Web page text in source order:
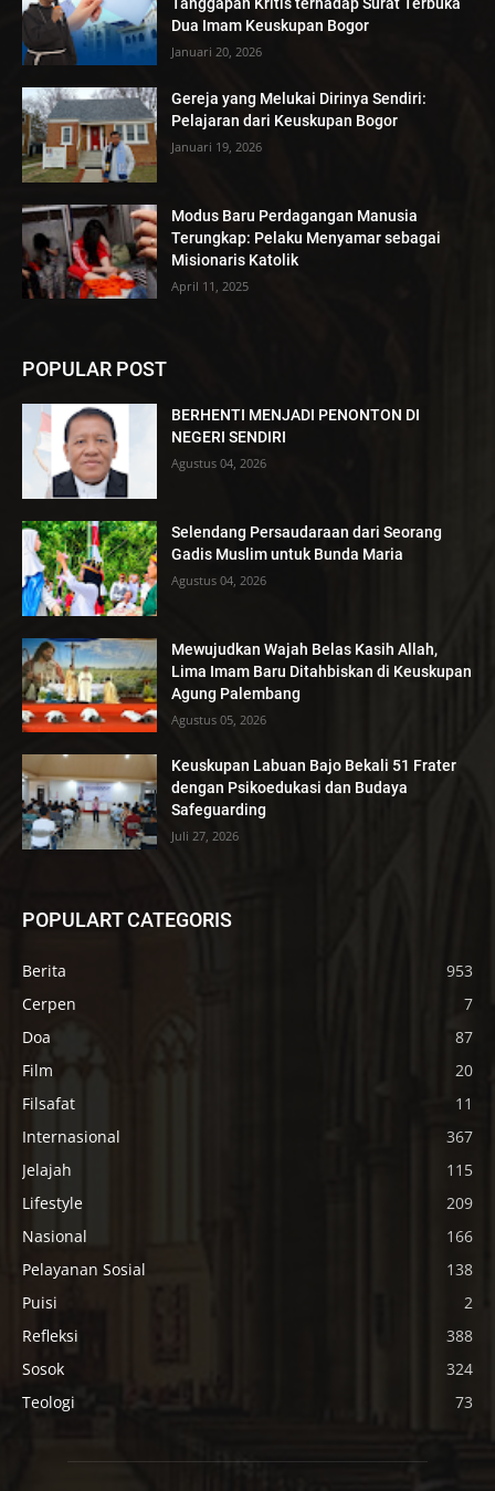
Tanggapan Kritis terhadap Surat Terbuka
Dua Imam Keuskupan Bogor
Januari 20, 2026
Gereja yang Melukai Dirinya Sendiri:
Pelajaran dari Keuskupan Bogor
Januari 19, 2026
Modus Baru Perdagangan Manusia
Terungkap: Pelaku Menyamar sebagai
Misionaris Katolik
April 11, 2025
POPULAR POST
BERHENTI MENJADI PENONTON DI
NEGERI SENDIRI
Agustus 04, 2026
Selendang Persaudaraan dari Seorang
Gadis Muslim untuk Bunda Maria
Agustus 04, 2026
Mewujudkan Wajah Belas Kasih Allah,
Lima Imam Baru Ditahbiskan di Keuskupan
Agung Palembang
Agustus 05, 2026
Keuskupan Labuan Bajo Bekali 51 Frater
dengan Psikoedukasi dan Budaya
Safeguarding
Juli 27, 2026
POPULART CATEGORIS
Berita
953
Cerpen
7
Doa
87
Film
20
Filsafat
11
Internasional
367
Jelajah
115
Lifestyle
209
Nasional
166
Pelayanan Sosial
138
Puisi
2
Refleksi
388
Sosok
324
Teologi
73